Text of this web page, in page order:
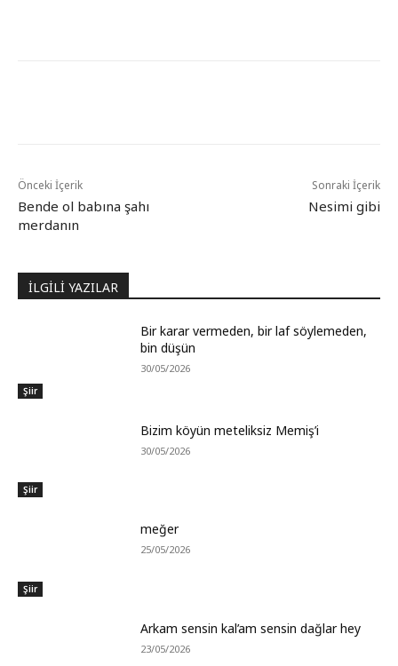
Önceki İçerik
Bende ol babına şahı
merdanın
Sonraki İçerik
Nesimi gibi
İLGİLİ YAZILAR
Şiir
Bir karar vermeden, bir laf söylemeden,
bin düşün
30/05/2026
Şiir
Bizim köyün meteliksiz Memiş’i
30/05/2026
Şiir
meğer
25/05/2026
Arkam sensin kal’am sensin dağlar hey
23/05/2026